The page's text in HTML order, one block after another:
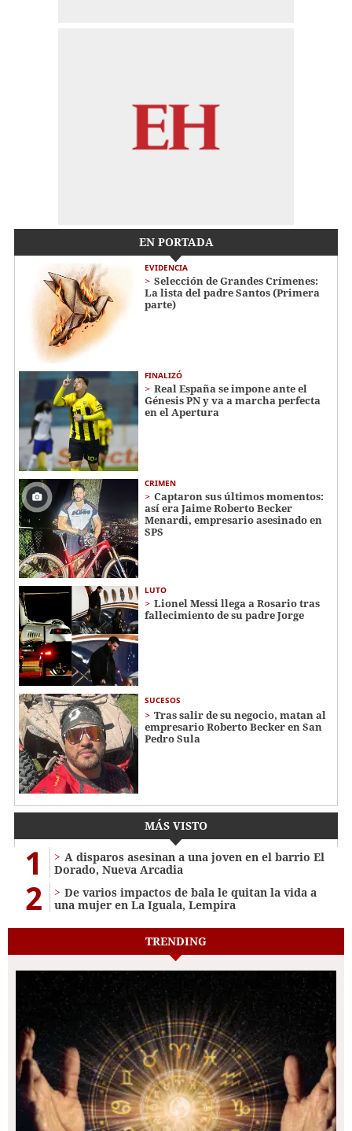
EN PORTADA
EVIDENCIA
Selección de Grandes Crímenes:
La lista del padre Santos (Primera
parte)
FINALIZÓ
Real España se impone ante el
Génesis PN y va a marcha perfecta
en el Apertura
CRIMEN
Captaron sus últimos momentos:
así era Jaime Roberto Becker
Menardi​​​, empresario asesinado en
SPS
LUTO
Lionel Messi llega a Rosario tras
fallecimiento de su padre Jorge
SUCESOS
Tras salir de su negocio, matan al
empresario Roberto Becker en San
Pedro Sula
MÁS VISTO
1
A disparos asesinan a una joven en el barrio El
Dorado, Nueva Arcadia
2
De varios impactos de bala le quitan la vida a
una mujer en La Iguala, Lempira
TRENDING